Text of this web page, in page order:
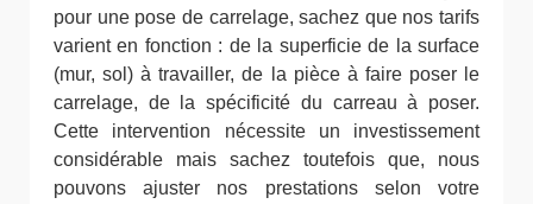
pour une pose de carrelage, sachez que nos tarifs
varient en fonction : de la superficie de la surface
(mur, sol) à travailler, de la pièce à faire poser le
carrelage, de la spécificité du carreau à poser.
Cette intervention nécessite un investissement
considérable mais sachez toutefois que, nous
pouvons ajuster nos prestations selon votre